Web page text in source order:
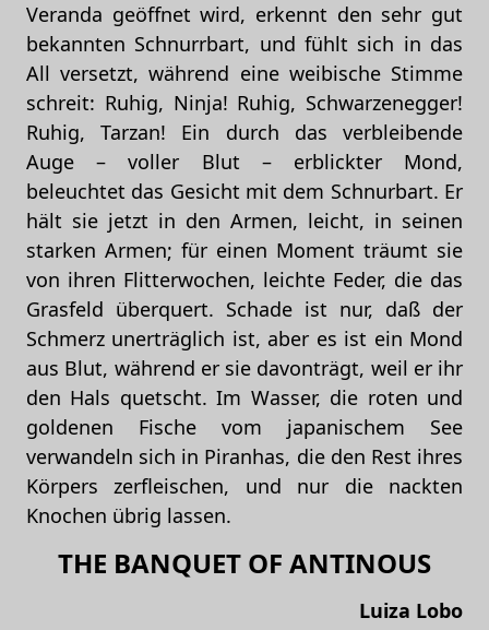
Veranda geöffnet wird, erkennt den sehr gut
bekannten Schnurrbart, und fühlt sich in das
All versetzt, während eine weibische Stimme
schreit: Ruhig, Ninja! Ruhig, Schwarzenegger!
Ruhig, Tarzan! Ein durch das verbleibende
Auge – voller Blut – erblickter Mond,
beleuchtet das Gesicht mit dem Schnurbart. Er
hält sie jetzt in den Armen, leicht, in seinen
starken Armen; für einen Moment träumt sie
von ihren Flitterwochen, leichte Feder, die das
Grasfeld überquert. Schade ist nur, daß der
Schmerz unerträglich ist, aber es ist ein Mond
aus Blut, während er sie davonträgt, weil er ihr
den Hals quetscht. Im Wasser, die roten und
goldenen Fische vom japanischem See
verwandeln sich in Piranhas, die den Rest ihres
Körpers zerfleischen, und nur die nackten
Knochen übrig lassen.
THE BANQUET OF ANTINOUS
Luiza Lobo